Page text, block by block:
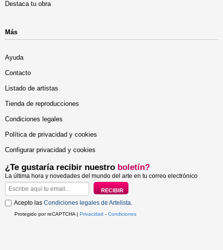
Destaca tu obra
Más
Ayuda
Contacto
Listado de artistas
Tienda de reproducciones
Condiciones legales
Política de privacidad y cookies
Configurar privacidad y cookies
¿Te gustaría recibir nuestro boletín?
La última hora y novedades del mundo del arte en tu correo electrónico
Acepto las Condiciones legales de Artelista
Protegido por reCAPTCHA | Privacidad - Condiciones